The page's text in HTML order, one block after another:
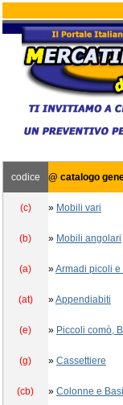
codice @ catalogo
(c) » Mobili vari
(b) » Mobili angolari
(a) »Armadi picoli e
(at) »Appendiabiti
(e) » Piccoli comò,
(g) » Cassettiere
(cb) » Colonne e Basi